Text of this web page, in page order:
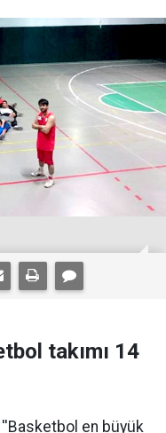
takımı 14
en büyük